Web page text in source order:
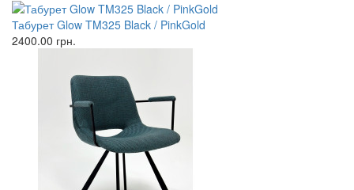
Табурет Glow TM325 Black / PinkGold
2400.00 грн.